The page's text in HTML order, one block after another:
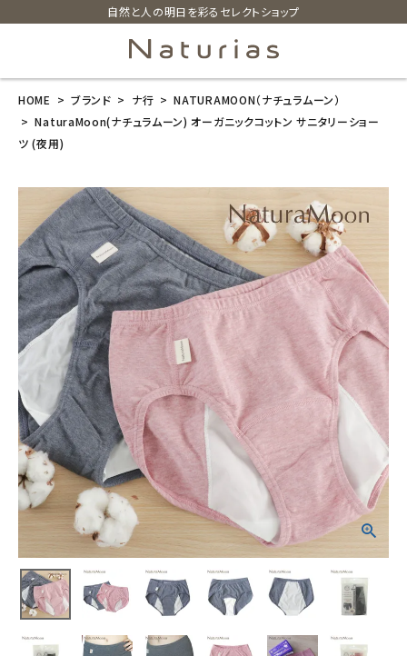
自然と人の明日を彩るセレクトショップ
search
NaturaMoon
(ナチュラムー
ン) オーガニッ
クコットン サニ
タリーショーツ
(夜用)
¥3,278 (税込)
ホーム
新商品
カテゴリーから探す
美容・コスメ・香水
HOME ブランド ナ行
NATURAMOON（ナチュラムーン）
NaturaMoon(ナチュラムーン) オーガニックコットン サニタリーショー
ツ (夜用)